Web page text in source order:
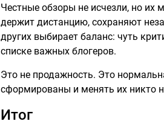
Честные обзоры не исчезли, но их
держит дистанцию, сохраняют
других выбирает баланс: чуть
списке важных блогеров.
Это не продажность. Это
сформированы и менять их никто
Итог